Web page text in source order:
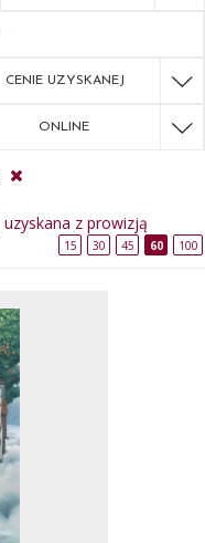
CENIE UZYSKANEJ
ONLINE
uzyskana z prowizją
15 30 45 60 100